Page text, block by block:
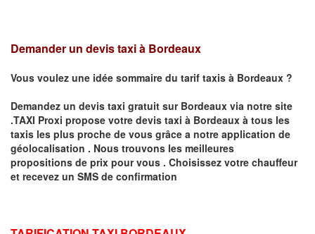
Demander un devis taxi à Bordeaux
Vous voulez une idée sommaire du tarif taxis à Bordeaux ?
Demandez un devis taxi gratuit sur Bordeaux via notre site
.TAXI Proxi propose votre devis taxi à Bordeaux à tous les
taxis les plus proche de vous grâce a notre application de
géolocalisation . Nous trouvons les meilleures
propositions de prix pour vous . Choisissez votre chauffeur
et recevez un SMS de confirmation